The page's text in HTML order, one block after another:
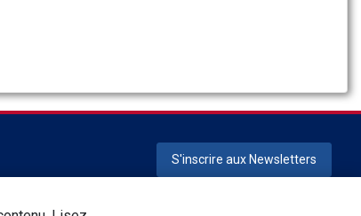
S'inscrire aux Newsletters